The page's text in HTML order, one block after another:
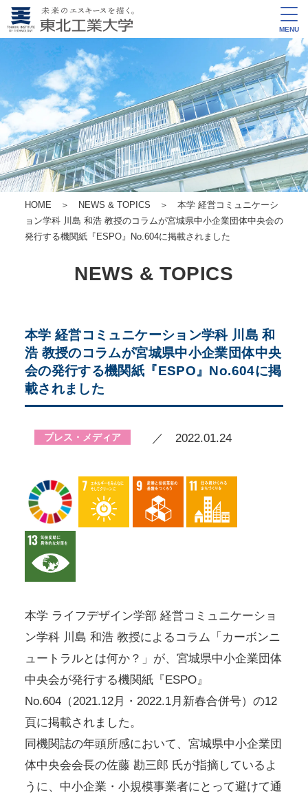
MENU
HOME ＞ NEWS & TOPICS ＞ 本学 経営コミュニケーシ
ョン学科 川島 和浩 教授のコラムが宮城県中小企業団体中央会の
発行する機関紙『ESPO』No.604に掲載されました
NEWS & TOPICS
本学 経営コミュニケーション学科 川島 和
浩 教授のコラムが宮城県中小企業団体中央
会の発行する機関紙『ESPO』No.604に掲
載されました
プレス・メディア ／ 2022.01.24
本学 ライフデザイン学部 経営コミュニケーショ
ン学科 川島 和浩 教授によるコラム「カーボンニ
ュートラルとは何か？」が、宮城県中小企業団体
中央会が発行する機関紙『ESPO』
No.604（2021.12月・2022.1月新春合併号）の12
頁に掲載されました。
同機関誌の年頭所感において、宮城県中小企業団
体中央会会長の佐藤 勘三郎 氏が指摘しているよ
うに、中小企業・小規模事業者にとって避けて通